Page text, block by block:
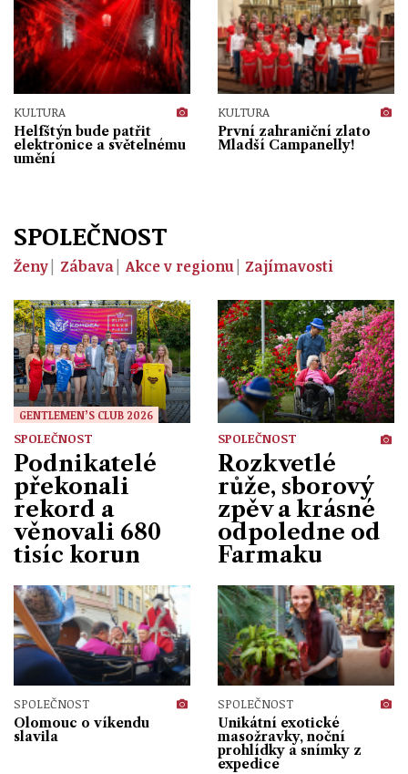
KULTURA
Helfštýn bude patřit
elektronice a světelnému
umění
KULTURA
První zahraniční zlato
Mladší Campanelly!
SPOLEČNOST
Ženy Zábava Akce v regionu Zajímavosti
GENTLEMEN’S CLUB 2026
SPOLEČNOST
Podnikatelé
překonali
rekord a
věnovali 680
tisíc korun
SPOLEČNOST
Rozkvetlé
růže, sborový
zpěv a krásné
odpoledne od
Farmaku
SPOLEČNOST
Olomouc o víkendu
slavila
SPOLEČNOST
Unikátní exotické
masožravky, noční
prohlídky a snímky z
expedice